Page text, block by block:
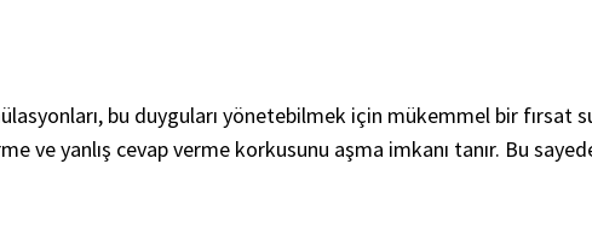
bu duyguları yönetebilmek için mükemmel bir fırsat
yanlış cevap verme korkusunu aşma imkanı tanır. Bu